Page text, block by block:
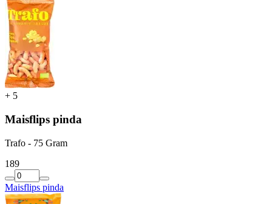
+ 5
Maisflips pinda
Trafo - 75 Gram
189
Maisflips pinda